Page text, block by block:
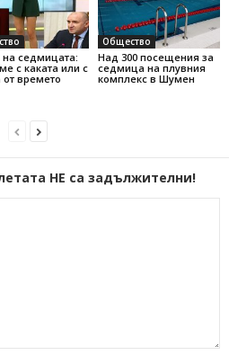
седмицата:
с каката или с
от времето
Общество
Над 300 посещения за
седмица на плувния
комплекс в Шумен
НЕ са задължителни!